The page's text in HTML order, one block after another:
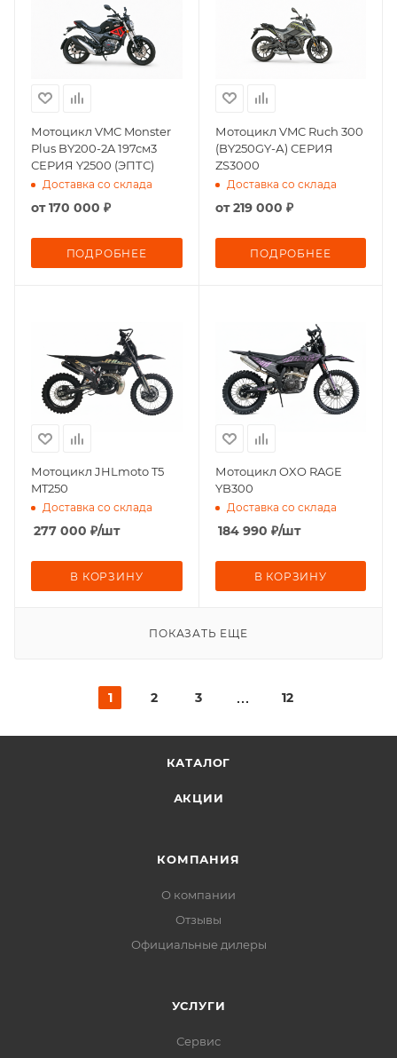
Мотоцикл VMC Monster
Plus BY200-2A 197см3
СЕРИЯ Y2500 (ЭПТС)
Доставка со склада
от170 000 ₽
ПОДРОБНЕЕ
Мотоцикл VMC Ruch 300
(BY250GY-А) СЕРИЯ
ZS3000
Доставка со склада
от219 000 ₽
ПОДРОБНЕЕ
Мотоцикл JHLmoto T5
MT250
Доставка со склада
277 000 ₽/шт
В КОРЗИНУ
Мотоцикл OXO RAGE
YB300
Доставка со склада
184 990 ₽/шт
В КОРЗИНУ
ПОКАЗАТЬ ЕЩЕ
1 2 3 12
КАТАЛОГ
АКЦИИ
КОМПАНИЯ
О компании
Отзывы
Официальные дилеры
УСЛУГИ
Сервис